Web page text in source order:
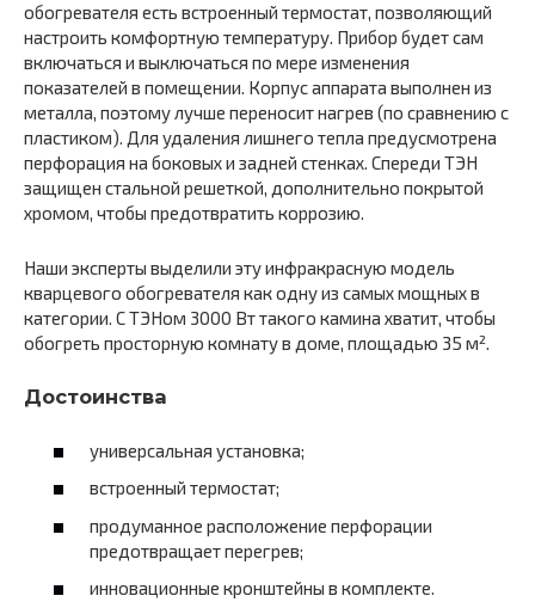
обогревателя есть встроенный термостат, позволяющий
настроить комфортную температуру. Прибор будет сам
включаться и выключаться по мере изменения
показателей в помещении. Корпус аппарата выполнен из
металла, поэтому лучше переносит нагрев (по сравнению с
пластиком). Для удаления лишнего тепла предусмотрена
перфорация на боковых и задней стенках. Спереди ТЭН
защищен стальной решеткой, дополнительно покрытой
хромом, чтобы предотвратить коррозию.
Наши эксперты выделили эту инфракрасную модель
кварцевого обогревателя как одну из самых мощных в
категории. С ТЭНом 3000 Вт такого камина хватит, чтобы
обогреть просторную комнату в доме, площадью 35 м².
Достоинства
универсальная установка;
встроенный термостат;
продуманное расположение перфорации
предотвращает перегрев;
инновационные кронштейны в комплекте.